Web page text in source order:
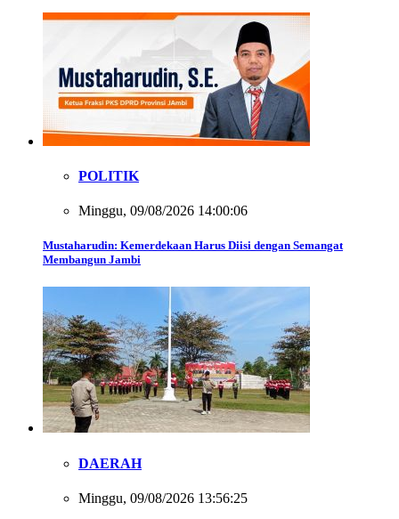
POLITIK
Minggu, 09/08/2026 14:00:06
Mustaharudin: Kemerdekaan Harus Diisi dengan Semangat
Membangun Jambi
DAERAH
Minggu, 09/08/2026 13:56:25